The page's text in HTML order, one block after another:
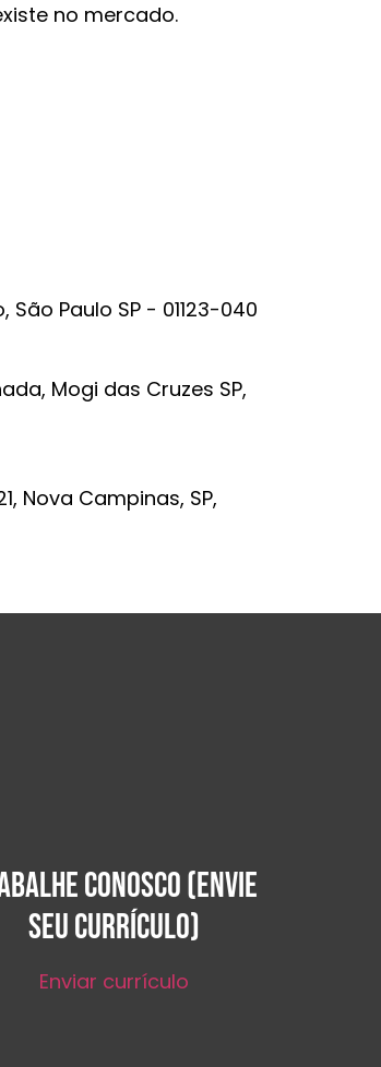
no mercado.
São Paulo SP - 01123-040
Mogi das Cruzes SP,
Nova Campinas, SP,
CONOSCO (ENVIE
SEU CURRÍCULO)
Enviar currículo